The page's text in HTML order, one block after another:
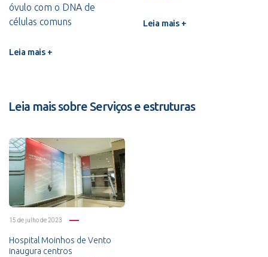
óvulo com o DNA de
células comuns
Leia mais +
Leia mais +
Leia mais sobre Serviços e estruturas
15 de julho de 2023
Hospital Moinhos de Vento
inaugura centros